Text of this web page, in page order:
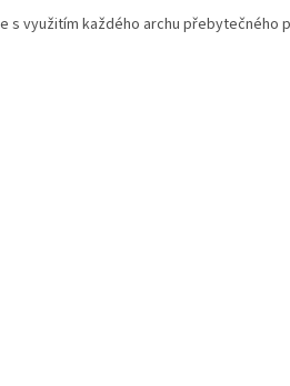
s využitím každého archu přebytečného